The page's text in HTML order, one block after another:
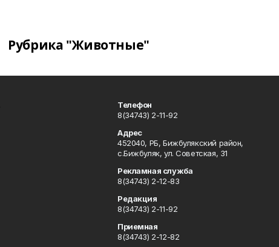
Рубрика "Животные"
Телефон
8(34743) 2-11-92
Адрес
452040, РБ, Бижбулякский район,
с.Бижбуляк, ул. Советская, 31
Рекламная служба
8(34743) 2-12-83
Редакция
8(34743) 2-11-92
Приемная
8(34743) 2-12-82